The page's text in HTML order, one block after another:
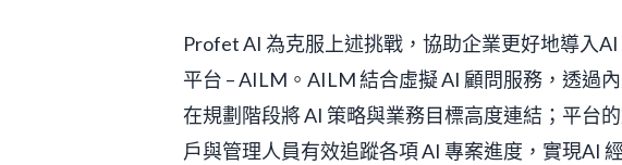
Profet AI 為克服上述挑戰，協助企業更好地導入
平台 – AILM。AILM 結合虛擬 AI 顧問服務，透過
在規劃階段將 AI 策略與業務目標高度連結；平台
戶與管理人員有效追蹤各項 AI 專案進度，實現AI